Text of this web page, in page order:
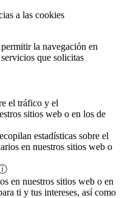
a las cookies
la navegación en
que solicitas
el tráfico y el
sitios web o en los de
estadísticas sobre el
en nuestros sitios web o
en nuestros sitios web o en
ti y tus intereses, así como